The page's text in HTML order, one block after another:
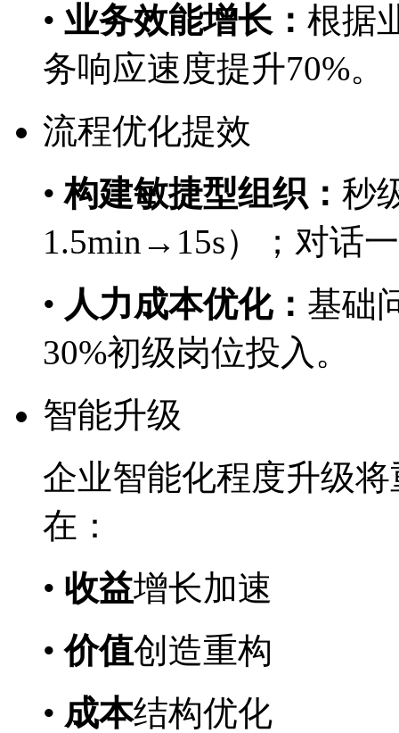
• 业务效能增长： 根据
务响应速度提升70%。
流程优化提效
•构建敏捷型组织： 秒
1.5min→15s）；对话
• 人力成本优化： 基础
30%初级岗位投入。
智能升级
企业智能化程度升级将
在：
• 收益增长加速
•价值创造重构
• 成本结构优化